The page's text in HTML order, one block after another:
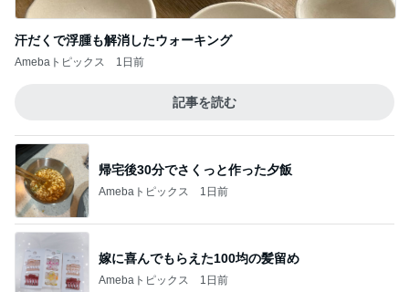
汗だくで浮腫も解消したウォーキング
Amebaトピックス 1日前
記事を読む
帰宅後30分でさくっと作った夕飯
Amebaトピックス 1日前
嫁に喜んでもらえた100均の髪留め
Amebaトピックス 1日前